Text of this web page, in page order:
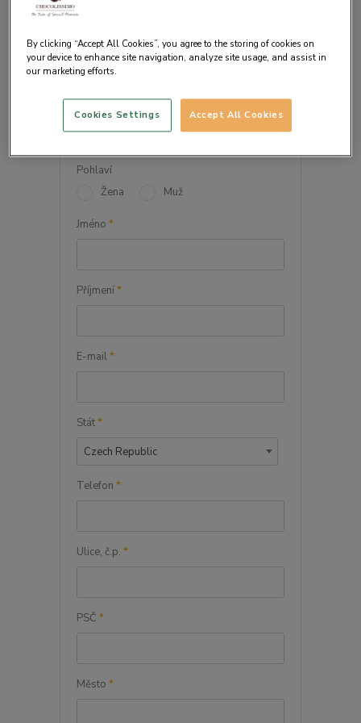
Firma
Pohlaví
Žena
Muž
Jméno *
Příjmení*
E-mail*
Stát*
Czech Republic
Telefon *
Ulice, č.p. *
PSČ *
Město *
By clicking “Accept All Cookies”, you agree to the storing of cookies on
your device to enhance site navigation, analyze site usage, and assist in
our marketing efforts.
Accept All Cookies
Cookies Settings